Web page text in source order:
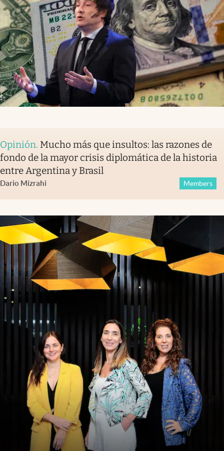
Opinión. Mucho más que insultos: las razones de
fondo de la mayor crisis diplomática de la historia
entre Argentina y Brasil
Dario Mizrahi Members